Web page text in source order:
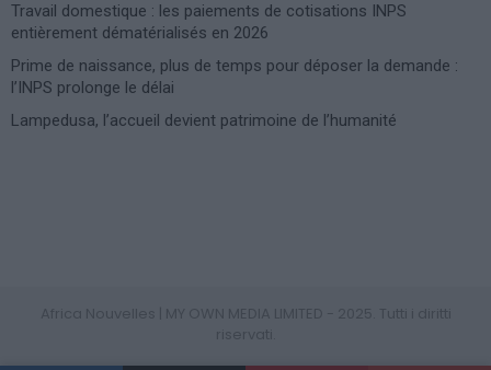
Travail domestique : les paiements de cotisations INPS
entièrement dématérialisés en 2026
Prime de naissance, plus de temps pour déposer la demande :
l’INPS prolonge le délai
Lampedusa, l’accueil devient patrimoine de l’humanité